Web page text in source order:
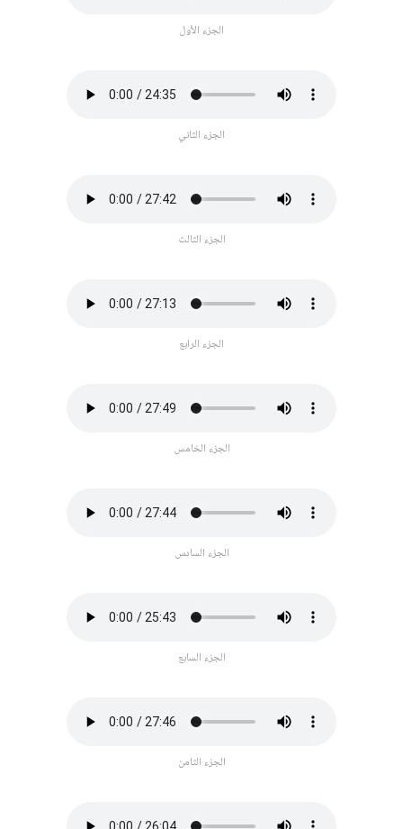
الجزء الأول
الجزء الثاني
الجزء الثالث
الجزء الرابع
الجزء الخامس
الجزء السادس
الجزء السابع
الجزء الثامن